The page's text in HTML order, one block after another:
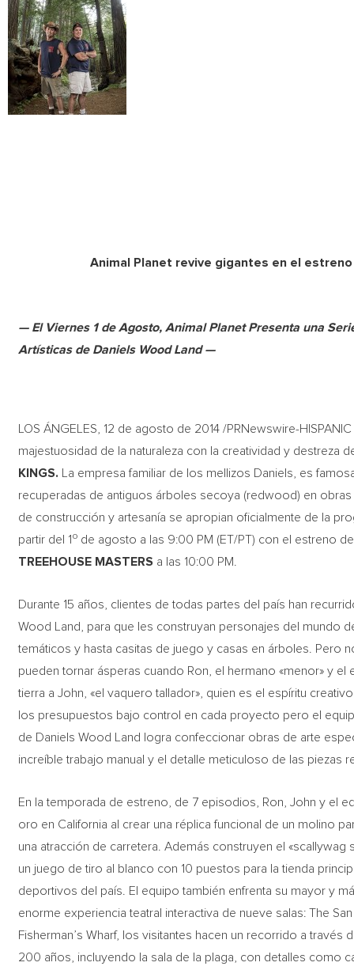
Animal Planet revive gigantes en el estreno
— El Viernes 1 de Agosto, Animal Planet Presenta una
Artísticas de Daniels Wood Land —
LOS ÁNGELES, 12 de agosto de 2014 /PRNewswire-
majestuosidad de la naturaleza con la creatividad y destreza
KINGS.
La empresa familiar de los mellizos Daniels, es
recuperadas de antiguos árboles secoya (redwood) en
de construcción y artesanía se apropian oficialmente de la
partir del 1 o de agosto a las 9:00 PM (ET/PT) con el estreno
TREEHOUSE MASTERS a las 10:00 PM.
Durante 15 años, clientes de todas partes del país han
Wood Land, para que les construyan personajes del mundo
temáticos y hasta casitas de juego y casas en árboles. Pero
pueden tornar ásperas cuando Ron, el hermano «menor» y
tierra a John, «el vaquero tallador», quien es el espíritu
los presupuestos bajo control en cada proyecto pero el
de Daniels Wood Land logra confeccionar obras de arte
increíble trabajo manual y el detalle meticuloso de las piezas
En la temporada de estreno, de 7 episodios, Ron, John y el
oro en California al crear una réplica funcional de un molino
una atracción de carretera. Además construyen el
un juego de tiro al blanco con 10 puestos para la tienda
deportivos del país. El equipo también enfrenta su mayor y
enorme experiencia teatral interactiva de nueve salas: The
Fisherman’s Wharf, los visitantes hacen un recorrido a
200 años, incluyendo la sala de la plaga, con detalles como